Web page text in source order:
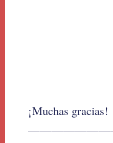
¡Muchas gracias!